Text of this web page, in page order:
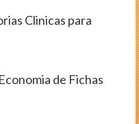
Clinicas para
de Fichas